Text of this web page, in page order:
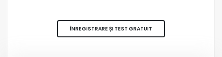
ÎNREGISTRARE ȘI TEST GRATUIT